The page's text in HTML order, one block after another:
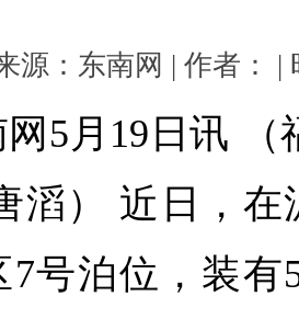
源：东南网 | 作者： |
网5月19日讯
滔） 近日，
7号泊位，装有